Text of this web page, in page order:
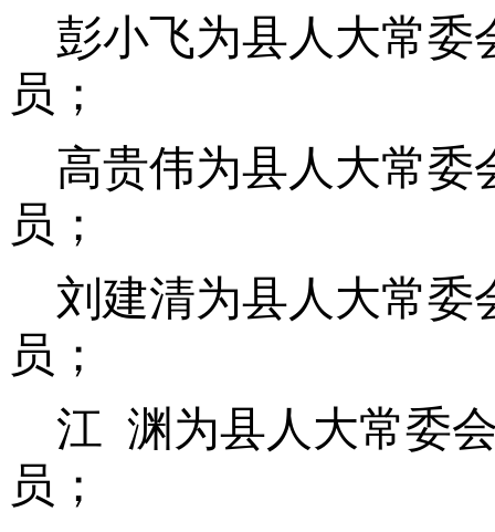
彭小飞为县人大常委
员；
高贵伟为县人大常委
员；
刘建清为县人大常委
员；
江 渊为县人大常委
员；